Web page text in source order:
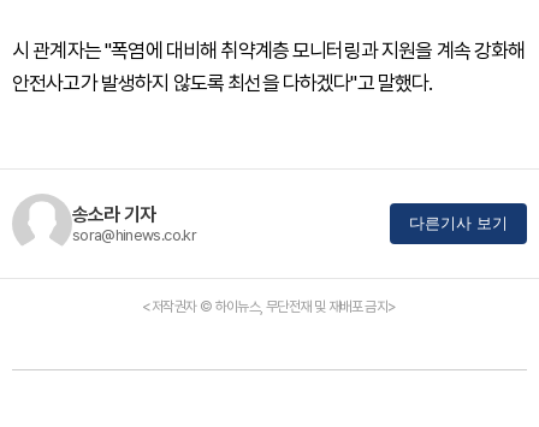
시 관계자는 "폭염에 대비해 취약계층 모니터링과 지원을 계속 강화해
안전사고가 발생하지 않도록 최선을 다하겠다"고 말했다.
송소라 기자
sora@hinews.co.kr
다른기사 보기
<저작권자 © 하이뉴스, 무단전재 및 재배포 금지>